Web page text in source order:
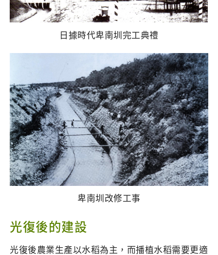
日據時代卑南圳完工典禮
卑南圳改修工事
光復後的建設
光復後農業生產以水稻為主，而播植水稻需要更適